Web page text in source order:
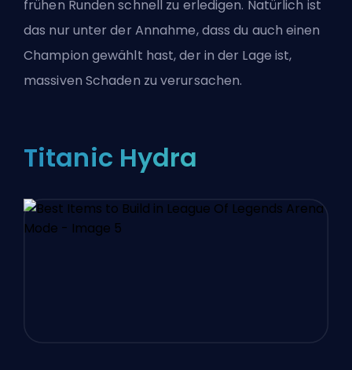
frühen Runden schnell zu erledigen. Natürlich ist
das nur unter der Annahme, dass du auch einen
Champion gewählt hast, der in der Lage ist,
massiven Schaden zu verursachen.
Titanic Hydra